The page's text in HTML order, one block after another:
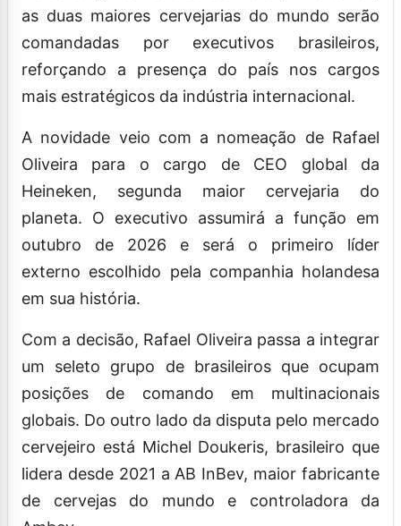
as duas maiores cervejarias do mundo serão
comandadas por executivos brasileiros,
reforçando a presença do país nos cargos
mais estratégicos da indústria internacional.
A novidade veio com a nomeação de Rafael
Oliveira para o cargo de CEO global da
Heineken, segunda maior cervejaria do
planeta. O executivo assumirá a função em
outubro de 2026 e será o primeiro líder
externo escolhido pela companhia holandesa
em sua história.
Com a decisão, Rafael Oliveira passa a integrar
um seleto grupo de brasileiros que ocupam
posições de comando em multinacionais
globais. Do outro lado da disputa pelo mercado
cervejeiro está Michel Doukeris, brasileiro que
lidera desde 2021 a AB InBev, maior fabricante
de cervejas do mundo e controladora da